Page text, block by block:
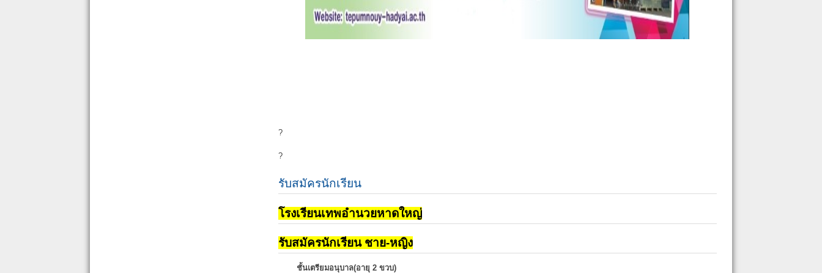
?
?
รับสมัครนักเรียน
โรงเรียนเทพอำนวยหาดใหญ่
รับสมัครนักเรียน ชาย-หญิง
ชั้นเตรียมอนุบาล(อายุ 2 ขวบ)